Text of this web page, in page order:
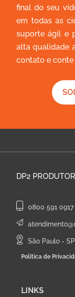
final do seu
em todas as
suporte ágil e
alta qualidade
contato e conte
DP2
0800 591 0917
São Paulo -
Política de
LINKS